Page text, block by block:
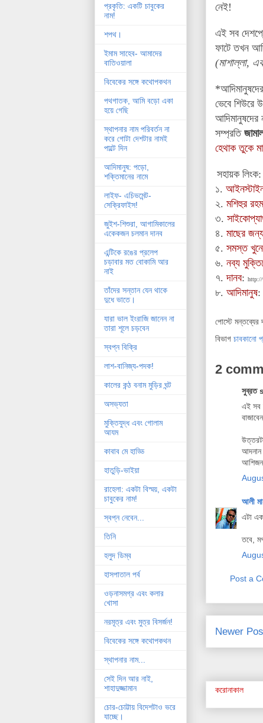
নেই!
এই সব
ফাটে তখন
(মাশাল্লা,
ভেবে শিউরে
সম্প্রতি
হেথাক তুকে
সহায়ক লিংক:
১.
২. মশিহুর
৩.
৪. মাছের
৫. সমস্ত
৬. নব্য
৭.দানব: http://
৮. আদিমানুষ:
পোস্টে মন্তব্যের
বিভাগ চাবকানো
2
সুব্রত
এই সব
আদনান
আশিজন
আলী
এটা
তবে,
Post a
Newer
করোনাকাল
প্রকৃতি: একটি চাবুকের
নাম!
শপথ।
ইমাম সাহেব- আমাদের
বাতিওয়ালা
বিবেকের সঙ্গে কথোপকথন
পথগাতক, আমি বড়ো একা
হয়ে গেছি
স্থাপনার নাম পরিবর্তন না
করে গোটা দেশটার নামই
পাল্টে দিন
আদিমানুষ: পড়ো,
শক্তিমানের নামে
লাইফ- এচিভমেন্ট-
সেক্রিফাইস!
জুইশ-শিশুরা, আগামিকালের
একেকজন চলমান দানব
এন্টিকে রঙের প্রলেপ
চড়াবার মত বোকামি আর
নাই
তাঁদের সন্তান যেন থাকে
দুধে ভাতে।
যারা ভাল ইংরাজি জানেন না
তারা শূলে চড়বেন
স্বপ্ন বিক্রি
লাশ-বানিজ্য-পদক!
কালের কন্ঠ বনাম মুড়ির ঘন্ট
অসভ্যতা
মুক্তিযুদ্ধ এবং গোলাম
আযম
কাবাব মে হাড্ডি
হাতুড়ি-ভাইয়া
রাহেলা: একটা বিস্ময়, একটা
চাবুকের নাম!
স্বপ্ন নেবেন...
তিনি
হলুদ ডিম্ব
হাসপাতাল পর্ব
ওড়নাসমগ্র এবং কলার
খোসা
নরমূত্র এবং মুত্র বিসর্জন!
বিবেকের সঙ্গে কথোপকথন
স্থাপনার নাম...
সেই দিন আর নাই,
শাহাদুজ্জামান
চোর-চোট্টায় বিদেশটাও ভরে
যাচ্ছে।